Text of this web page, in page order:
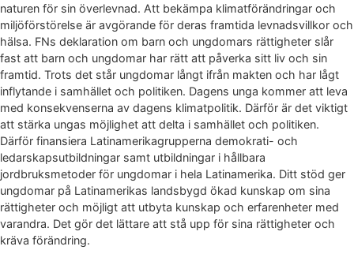
naturen för sin överlevnad. Att bekämpa klimatförändringar och
miljöförstörelse är avgörande för deras framtida levnadsvillkor och
hälsa. FNs deklaration om barn och ungdomars rättigheter slår
fast att barn och ungdomar har rätt att påverka sitt liv och sin
framtid. Trots det står ungdomar långt ifrån makten och har lågt
inflytande i samhället och politiken. Dagens unga kommer att leva
med konsekvenserna av dagens klimatpolitik. Därför är det viktigt
att stärka ungas möjlighet att delta i samhället och politiken.
Därför finansiera Latinamerikagrupperna demokrati- och
ledarskapsutbildningar samt utbildningar i hållbara
jordbruksmetoder för ungdomar i hela Latinamerika. Ditt stöd ger
ungdomar på Latinamerikas landsbygd ökad kunskap om sina
rättigheter och möjligt att utbyta kunskap och erfarenheter med
varandra. Det gör det lättare att stå upp för sina rättigheter och
kräva förändring.